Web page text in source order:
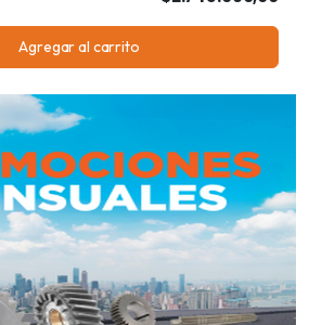
Agregar al carrito